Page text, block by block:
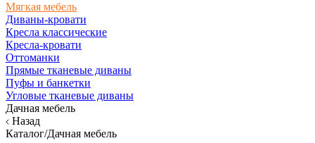
Мягкая мебель
Диваны-кровати
Кресла классические
Кресла-кровати
Оттоманки
Прямые тканевые диваны
Пуфы и банкетки
Угловые тканевые диваны
Дачная мебель
Назад
Каталог/Дачная мебель